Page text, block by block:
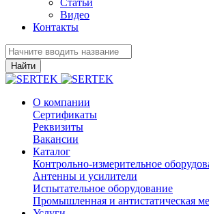
Статьи
Видео
Контакты
Найти
О компании
Сертификаты
Реквизиты
Вакансии
Каталог
Контрольно-измерительное
Антенны и усилители
Испытательное оборудование
Промышленная и антистатическая